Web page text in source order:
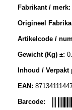
Fabrikant / merk:
Origineel
Artikelcode /
Gewicht (Kg) ±:
Inhoud / Verpakt
EAN:
Barcode: